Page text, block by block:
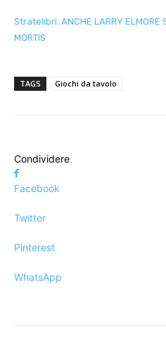
Stratelibri: ANCHE LARRY ELMORE
MORTIS
TAGS Giochi da tavolo
Condividere
Facebook
Twitter
Pinterest
WhatsApp